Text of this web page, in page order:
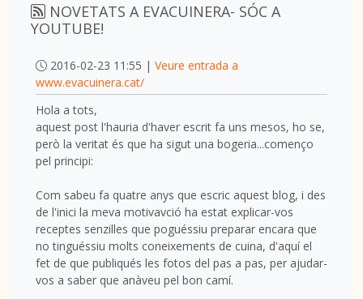
NOVETATS A EVACUINERA- SÓC A
YOUTUBE!
2016-02-23 11:55 | Veure entrada a
www.evacuinera.cat/
Hola a tots,
aquest post l'hauria d'haver escrit fa uns mesos, ho se,
però la veritat és que ha sigut una bogeria...començo
pel principi:
Com sabeu fa quatre anys que escric aquest blog, i des
de l'inici la meva motivavció ha estat explicar-vos
receptes senzilles que poguéssiu preparar encara que
no tinguéssiu molts coneixements de cuina, d'aquí el
fet de que publiqués les fotos del pas a pas, per ajudar-
vos a saber que anàveu pel bon camí.